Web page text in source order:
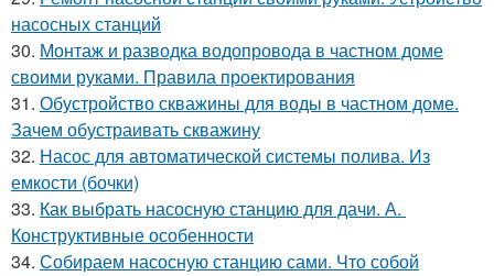
насосных станций
30. Монтаж и разводка водопровода в частном доме
своими руками. Правила проектирования
31. Обустройство скважины для воды в частном доме.
Зачем обустраивать скважину
32. Насос для автоматической системы полива. Из
емкости (бочки)
33. Как выбрать насосную станцию для дачи. А.
Конструктивные особенности
34. Собираем насосную станцию сами. Что собой